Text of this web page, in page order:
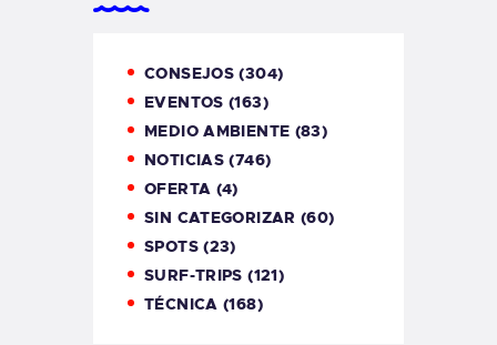
CONSEJOS (304)
EVENTOS (163)
MEDIO AMBIENTE (83)
NOTICIAS (746)
OFERTA (4)
SIN CATEGORIZAR (60)
SPOTS(23)
SURF-TRIPS (121)
TÉCNICA (168)